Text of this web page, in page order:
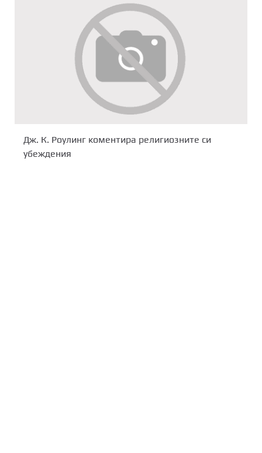
Дж. К. Роулинг коментира религиозните си
убеждения